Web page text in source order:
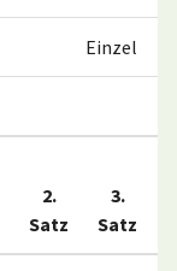
Einzel
2.
Satz
3.
Satz